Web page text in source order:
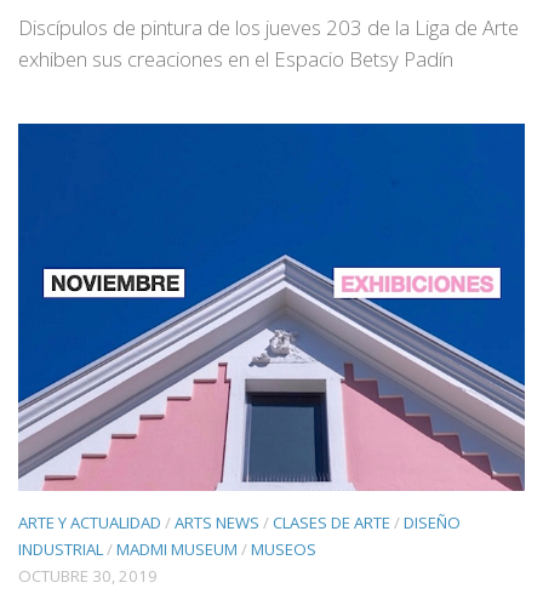
Discípulos de pintura de los jueves 203 de la Liga de Arte
exhiben sus creaciones en el Espacio Betsy Padín
ARTE Y ACTUALIDAD /ARTS NEWS /CLASES DE ARTE /DISEÑO
INDUSTRIAL/MADMI MUSEUM /MUSEOS
OCTUBRE 30, 2019